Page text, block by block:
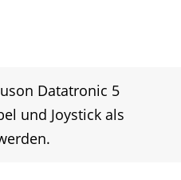
Datatronic 5
und Joystick als